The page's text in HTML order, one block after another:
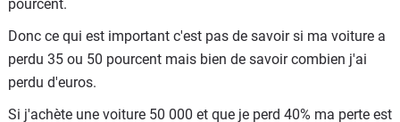
c'est pas décote, c'est combien tu perds de roros au final.
Et bien souvent, pour ne pas dire presque toujours, les
voitures premium se révèlent être des mauvais plans
financiers contrairement à ce que pensent les proprios et
pourcent.
Donc ce qui est important c'est pas de savoir si ma voiture a
perdu 35 ou 50 pourcent mais bien de savoir combien j'ai
perdu d'euros.
Si j'achète une voiture 50 000 et que je perd 40% ma perte est